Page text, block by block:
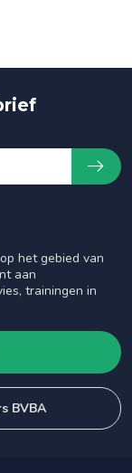
het gebied van
aan
trainingen in
BVBA